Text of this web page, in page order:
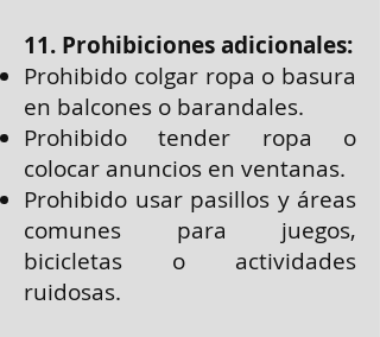
11. Prohibiciones adicionales:
Prohibido colgar ropa o basura
en balcones o barandales.
Prohibido tender ropa o
colocar anuncios en ventanas.
Prohibido usar pasillos y áreas
comunes para juegos,
bicicletas o actividades
ruidosas.